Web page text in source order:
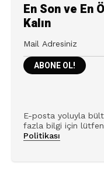
En Son ve En
Kalın
E-posta yoluyla
fazla bilgi için
Politikası